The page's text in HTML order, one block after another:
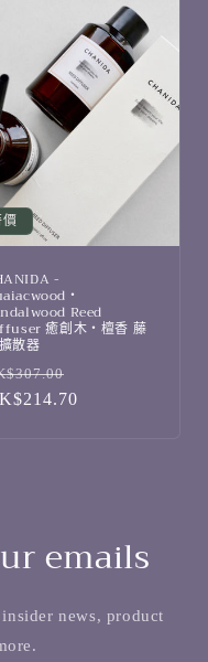
-
・
Reed
癒創木・檀香 藤
散器
價
emails
news, product